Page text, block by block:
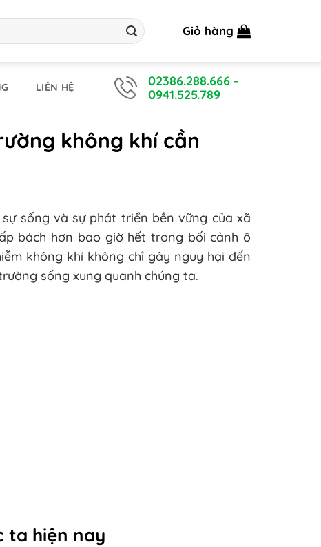
Giỏ hàng
LIÊN HỆ 02386.288.666 -
0941.525.789
không khí cần
sống và sự phát triển bền vững của xã
bách hơn bao giờ hết trong bối cảnh ô
không khí không chỉ gây nguy hại đến
sống xung quanh chúng ta.
ta hiện nay